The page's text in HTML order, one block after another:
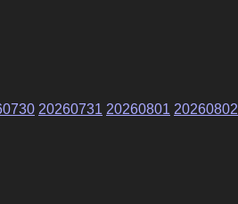
20260731 20260801 20260802